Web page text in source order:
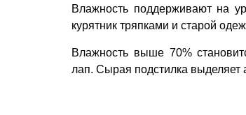
Влажность поддерживают на
курятник тряпками и старой
Влажность выше 70%
лап. Сырая подстилка